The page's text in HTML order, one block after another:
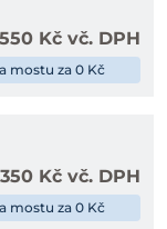
550 Kč vč. DPH
mostu za 0 Kč
350 Kč vč. DPH
mostu za 0 Kč